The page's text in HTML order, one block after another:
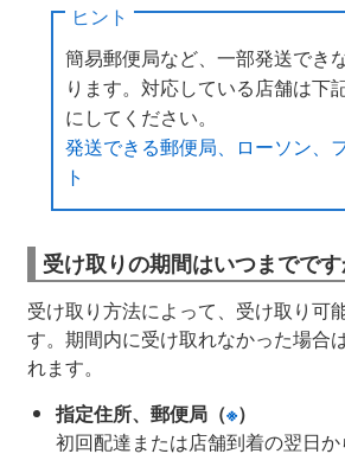
ヒント
簡易郵便局など、一部発送でき
ります。対応している店舗は下
にしてください。
発送できる郵便局、ローソン、
ト
受け取りの期間はいつまでです
受け取り方法によって、受け取り可
す。期間内に受け取れなかった場合
れます。
指定住所、郵便局（※）
初回配達または店舗到着の翌日か